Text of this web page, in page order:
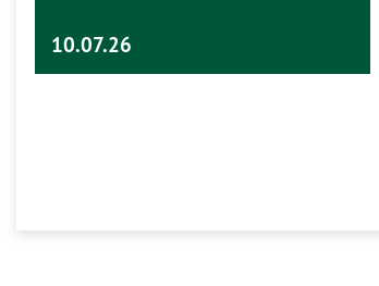
10.07.26